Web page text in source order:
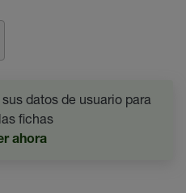
datos de usuario para
fichas
ahora